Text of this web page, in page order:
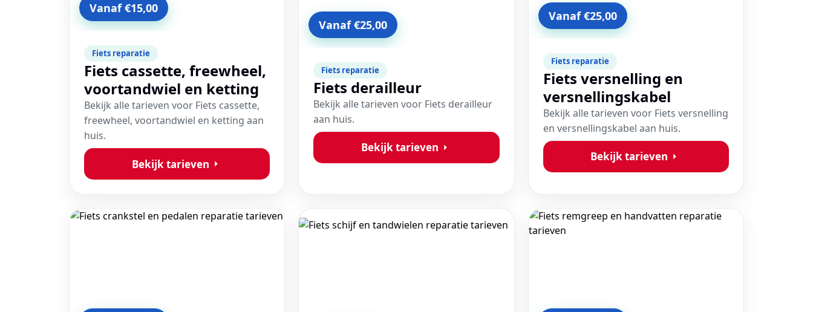
Vanaf €15,00
Fiets reparatie
Fiets cassette, freewheel,
voortandwiel en ketting
Bekijk alle tarieven voor Fiets cassette,
freewheel, voortandwiel en ketting aan
huis.
Bekijk tarieven
Vanaf €25,00
Fiets reparatie
Fiets derailleur
Bekijk alle tarieven voor Fiets derailleur
aan huis.
Bekijk tarieven
Vanaf €25,00
Fiets reparatie
Fiets versnelling en
versnellingskabel
Bekijk alle tarieven voor Fiets versnelling
en versnellingskabel aan huis.
Bekijk tarieven